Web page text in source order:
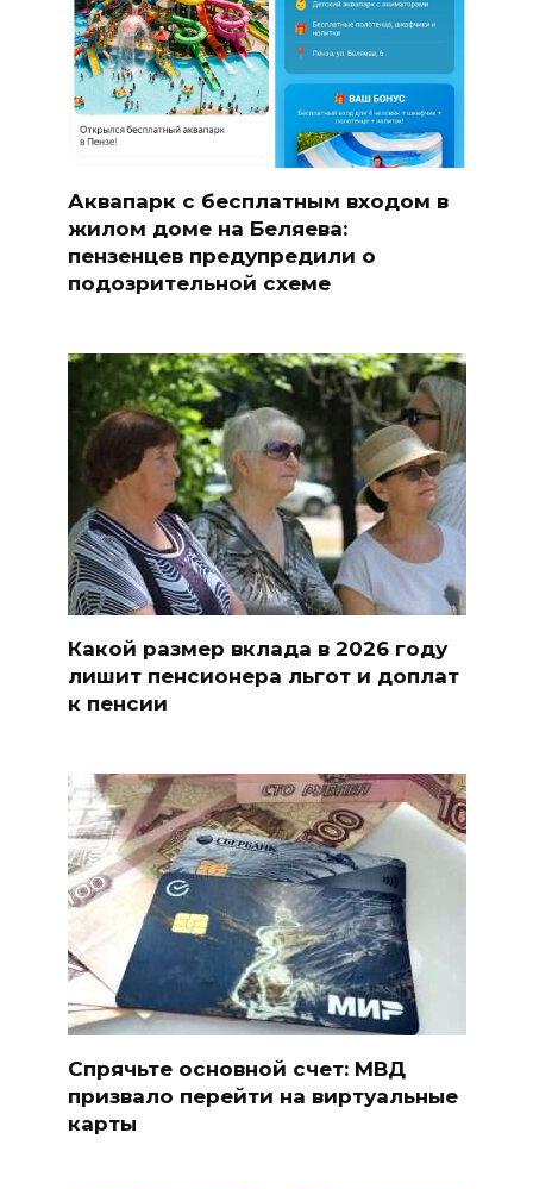
Аквапарк с бесплатным входом в
жилом доме на Беляева:
пензенцев предупредили о
подозрительной схеме
Какой размер вклада в 2026 году
лишит пенсионера льгот и доплат
к пенсии
Спрячьте основной счет: МВД
призвало перейти на виртуальные
карты